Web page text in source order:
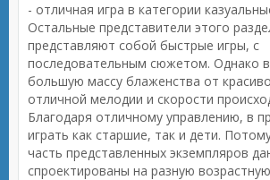
- отличная игра в категории
Остальные представители этого
представляют собой быстрые игры, с
последовательным сюжетом. Однако
большую массу блаженства от
отличной мелодии и скорости
Благодаря отличному управлению, в
играть как старшие, так и дети.
часть представленных экземпляров
спроектированы на разную возрастную